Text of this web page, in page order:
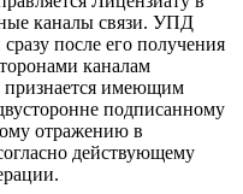
каналы связи. УПД
после его получения
каналам
признается имеющим
подписанному
отражению в
действующему